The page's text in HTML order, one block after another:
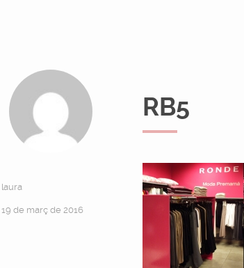
laura
19 de març de 2016
RB5